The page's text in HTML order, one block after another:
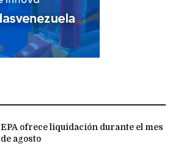
EPA ofrece liquidación durante el mes
de agosto